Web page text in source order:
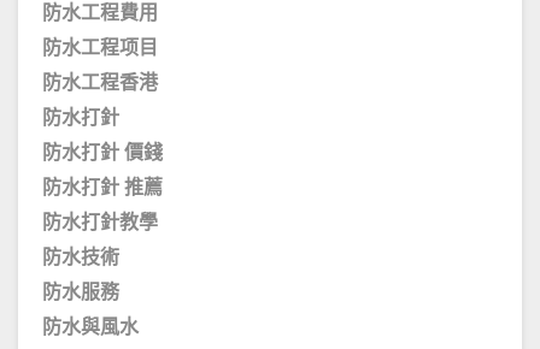
防水工程費用
防水工程项目
防水工程香港
防水打針
防水打針 價錢
防水打針 推薦
防水打針教學
防水技術
防水服務
防水與風水